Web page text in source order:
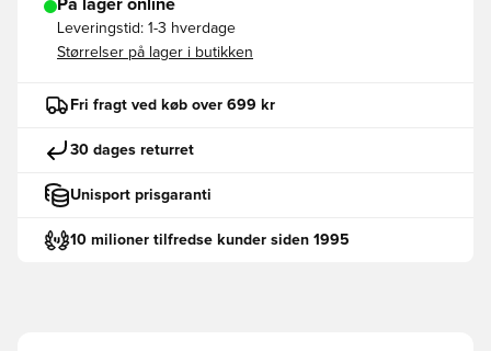
På lager online
Leveringstid: 1-3 hverdage
Størrelser på lager i butikken
Fri fragt ved køb over 699 kr
30 dages returret
Unisport prisgaranti
10 milioner tilfredse kunder siden 1995